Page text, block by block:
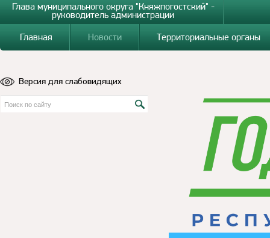
Глава муниципального округа "Княжпогостский" -
руководитель администрации
Главная
Новости Территориальные органы
Версия для слабовидящих